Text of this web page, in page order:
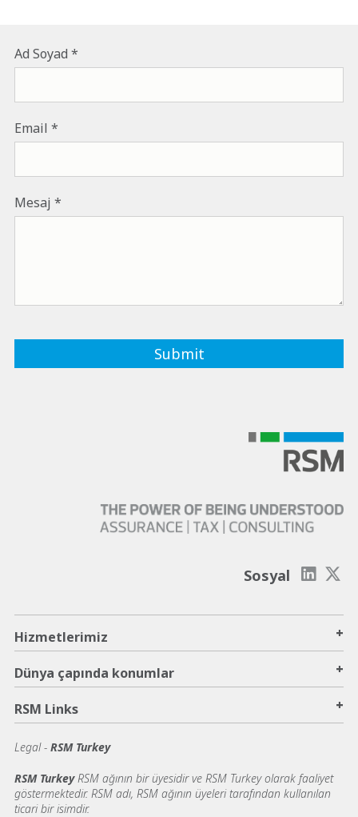
Ad Soyad
Email
Mesaj
Sosyal
Hizmetlerimiz +
Dünya çapında konumlar +
RSM Links +
Legal - RSM Turkey
RSM Turkey RSM ağının bir üyesidir ve RSM Turkey olarak faaliyet
göstermektedir. RSM adı, RSM ağının üyeleri tarafından kullanılan
ticari bir isimdir.